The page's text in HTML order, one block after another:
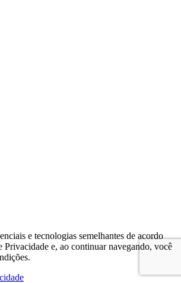
e tecnologias semelhantes de acordo
Privacidade e, ao continuar navegando, você